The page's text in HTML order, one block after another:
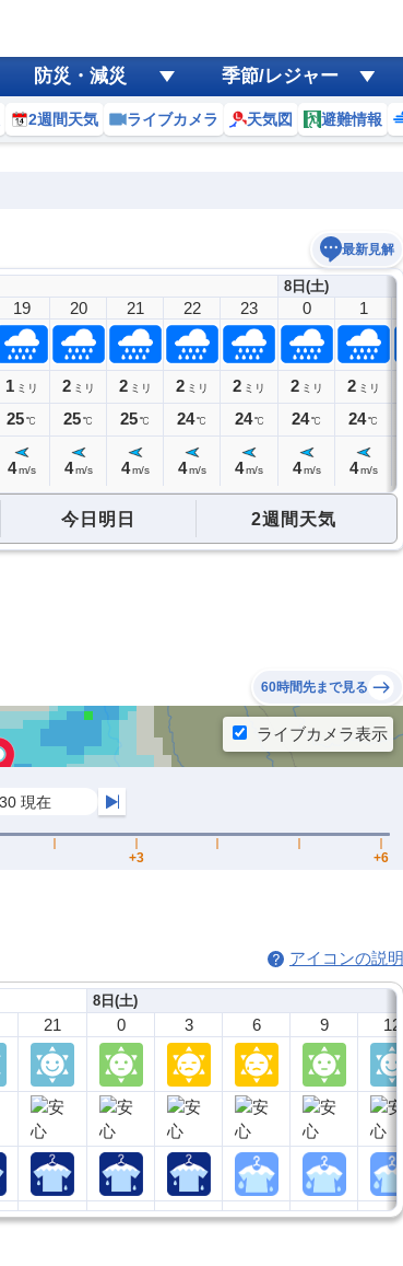
防災・減災 季節/レジャー
2週間天気 ライブカメラ 天気図 避難情報
最新見解
19
1 ミリ
25℃
4 m/s
20
2 ミリ
25℃
4 m/s
21
2 ミリ
25℃
4 m/s
22
2 ミリ
24℃
4 m/s
23
2 ミリ
24 ℃
4m/s
8日(土)
0
2 ミリ
24℃
4 m/s
1
2 ミリ
24℃
4 m/s
今日明日 2週間天気
60時間先まで見る
アイコンの説明
21
8日(土)
0 3 6 9 12